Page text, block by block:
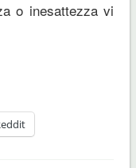
o inesattezza vi